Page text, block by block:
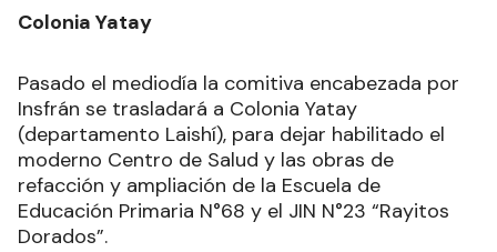
Colonia Yatay
Pasado el mediodía la comitiva encabezada por
Insfrán se trasladará a Colonia Yatay
(departamento Laishí), para dejar habilitado el
moderno Centro de Salud y las obras de
refacción y ampliación de la Escuela de
Educación Primaria N°68 y el JIN N°23 “Rayitos
Dorados”.